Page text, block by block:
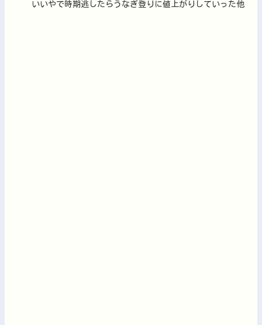
いいやで時期逃したらうなぎ登りに値上がりしていった他